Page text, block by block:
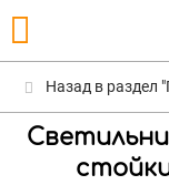
Назад в раздел